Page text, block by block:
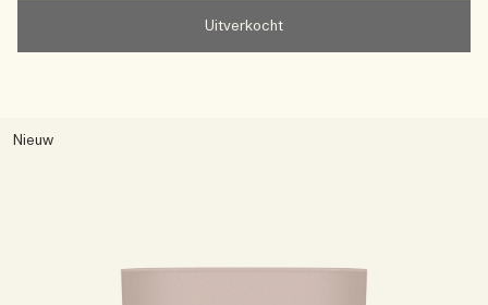
Uitverkocht
Nieuw